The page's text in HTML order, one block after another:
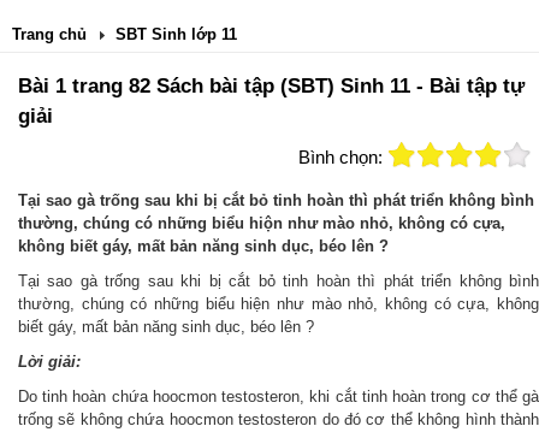
Trang chủ SBT Sinh lớp 11
Bài 1 trang 82 Sách bài tập (SBT) Sinh 11 - Bài tập tự
giải
Bình chọn:
Tại sao gà trống sau khi bị cắt bỏ tinh hoàn thì phát triển không bình
thường, chúng có những biểu hiộn như mào nhỏ, không có cựa,
không biết gáy, mất bản năng sinh dục, béo lên ?
Tại sao gà trống sau khi bị cắt bỏ tinh hoàn thì phát triển không bình
thường, chúng có những biểu hiện như mào nhỏ, không có cựa, không
biết gáy, mất bản năng sinh dục, béo lên ?
Lời giải:
Do tinh hoàn chứa hoocmon testosteron, khi cắt tinh hoàn trong cơ thể gà
trống sẽ không chứa hoocmon testosteron do đó cơ thể không hình thành